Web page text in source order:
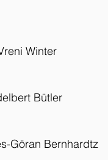
Winter
Bütler
Göran Bernhardtz